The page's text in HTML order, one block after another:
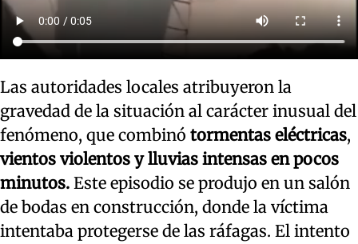
Las autoridades locales atribuyeron la
gravedad de la situación al carácter inusual del
fenómeno, que combinó tormentas eléctricas,
vientos violentos y lluvias intensas en pocos
minutos. Este episodio se produjo en un salón
de bodas en construcción, donde la víctima
intentaba protegerse de las ráfagas. El intento